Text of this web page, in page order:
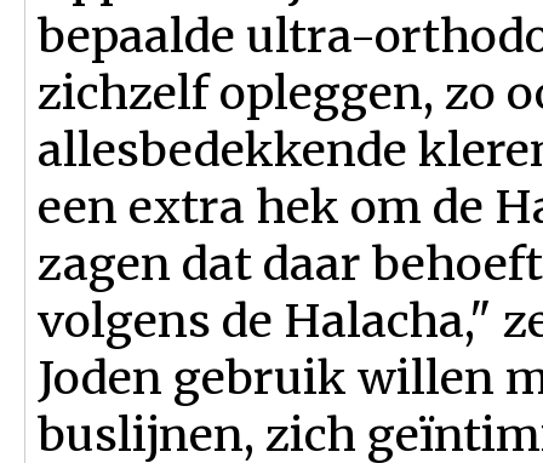
bepaalde ultra-
zichzelf opleggen, zo
allesbedekkende
een extra hek om de
zagen dat daar
volgens de Halacha,"
Joden gebruik willen
buslijnen, zich